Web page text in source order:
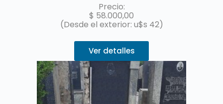
Precio:
$ 58.000,00
(Desde el exterior: u$s 42)
Ver detalles